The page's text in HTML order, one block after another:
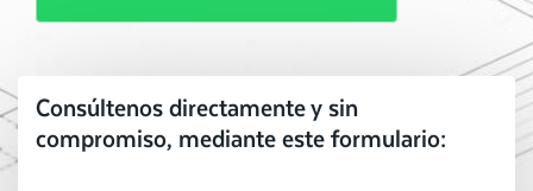
Consúltenos directamente y sin
compromiso, mediante este formulario: